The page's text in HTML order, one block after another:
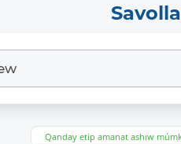
Qanday etip amanat ashıw